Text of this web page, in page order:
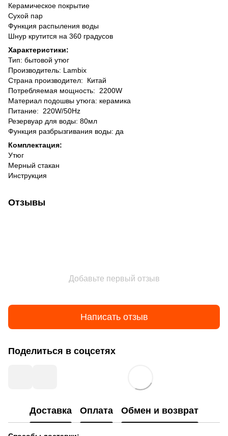
Керамическое покрытие
Сухой пар
Функция распыления воды
Шнур крутится на 360 градусов
Характеристики:
Тип: бытовой утюг
Производитель: Lambix
Страна производител: Китай
Потребляемая мощность: 2200W
Материал подошвы утюга: керамика
Питание: 220W/50Hz
Резервуар для воды: 80мл
Функция разбрызгивания воды: да
Комплектация:
Утюг
Мерный стакан
Инструкция
Отзывы
Добавьте первый отзыв
Написать отзыв
Поделиться в соцсетях
Доставка Оплата Обмен и возврат